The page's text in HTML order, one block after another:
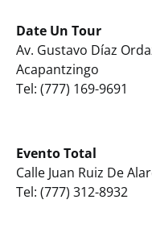
Date Un Tour
Av. Gustavo Díaz
Acapantzingo
Tel: (777) 169-9691
Evento Total
Calle Juan Ruiz De
Tel: (777) 312-8932